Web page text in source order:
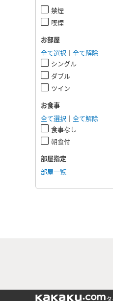
禁煙
喫煙
お部屋
全て選択
全て解除
シングル
ダブル
ツイン
お食事
全て選択
全て解除
食事なし
朝食付
部屋指定
部屋一覧